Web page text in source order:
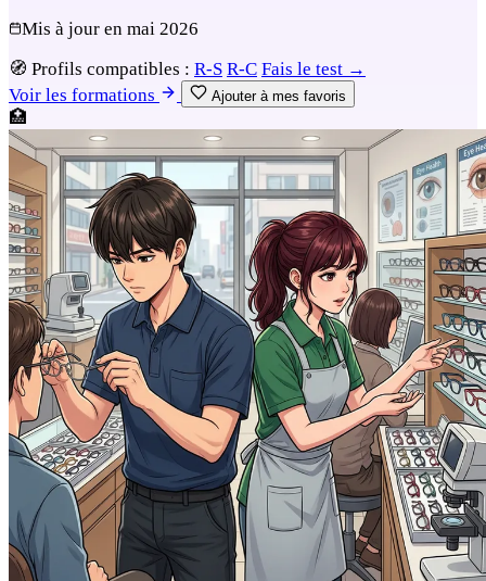
Mis à jour en mai 2026
🧭 Profils compatibles : R-S R-C Fais le test →
Voir les formations
Ajouter à mes favoris
🏥